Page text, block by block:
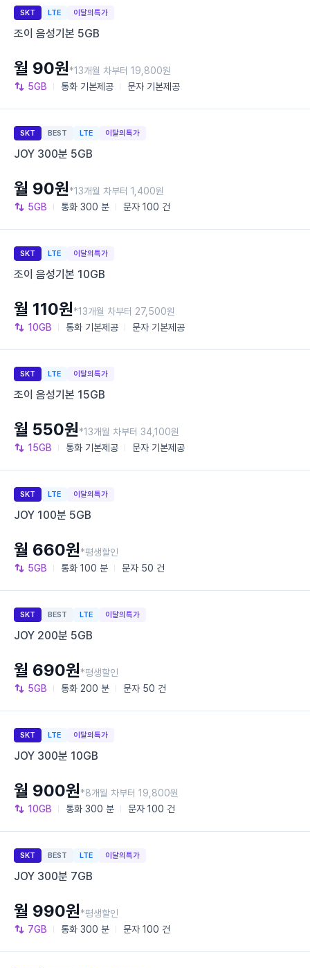
SKT LTE 이달의특가
조이 음성기본 5GB
5GB 통화 기본제공 문자 기본제공
월 90원*13개월 차부터 19,800원
SKT BEST LTE 이달의특가
JOY 300분 5GB
5GB 통화 300 분 문자 100 건
월 90원*13개월 차부터 1,400원
SKT LTE 이달의특가
조이 음성기본 10GB
10GB 통화 기본제공 문자 기본제공
월 110원*13개월 차부터 27,500원
SKT LTE 이달의특가
조이 음성기본 15GB
15GB 통화 기본제공 문자 기본제공
월 550원*13개월 차부터 34,100원
SKT LTE 이달의특가
JOY 100분 5GB
5GB 통화 100 분 문자 50 건
월 660원*평생할인
SKT BEST LTE 이달의특가
JOY 200분 5GB
5GB 통화 200 분 문자 50 건
월 690원*평생할인
SKT LTE 이달의특가
JOY 300분 10GB
10GB 통화 300 분 문자 100 건
월 900원*8개월 차부터 19,800원
SKT BEST LTE 이달의특가
JOY 300분 7GB
7GB 통화 300 분 문자 100 건
월 990원*평생할인